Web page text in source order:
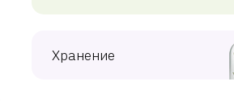
Хранение